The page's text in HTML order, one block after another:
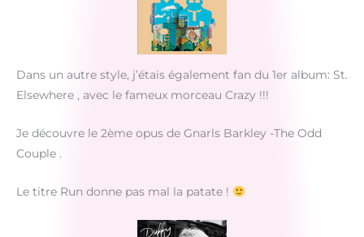
Dans un autre style, j’étais également fan du 1er album: St.
Elsewhere , avec le fameux morceau Crazy !!!
Je découvre le 2ème opus de Gnarls Barkley -The Odd
Couple .
Le titre Run donne pas mal la patate !